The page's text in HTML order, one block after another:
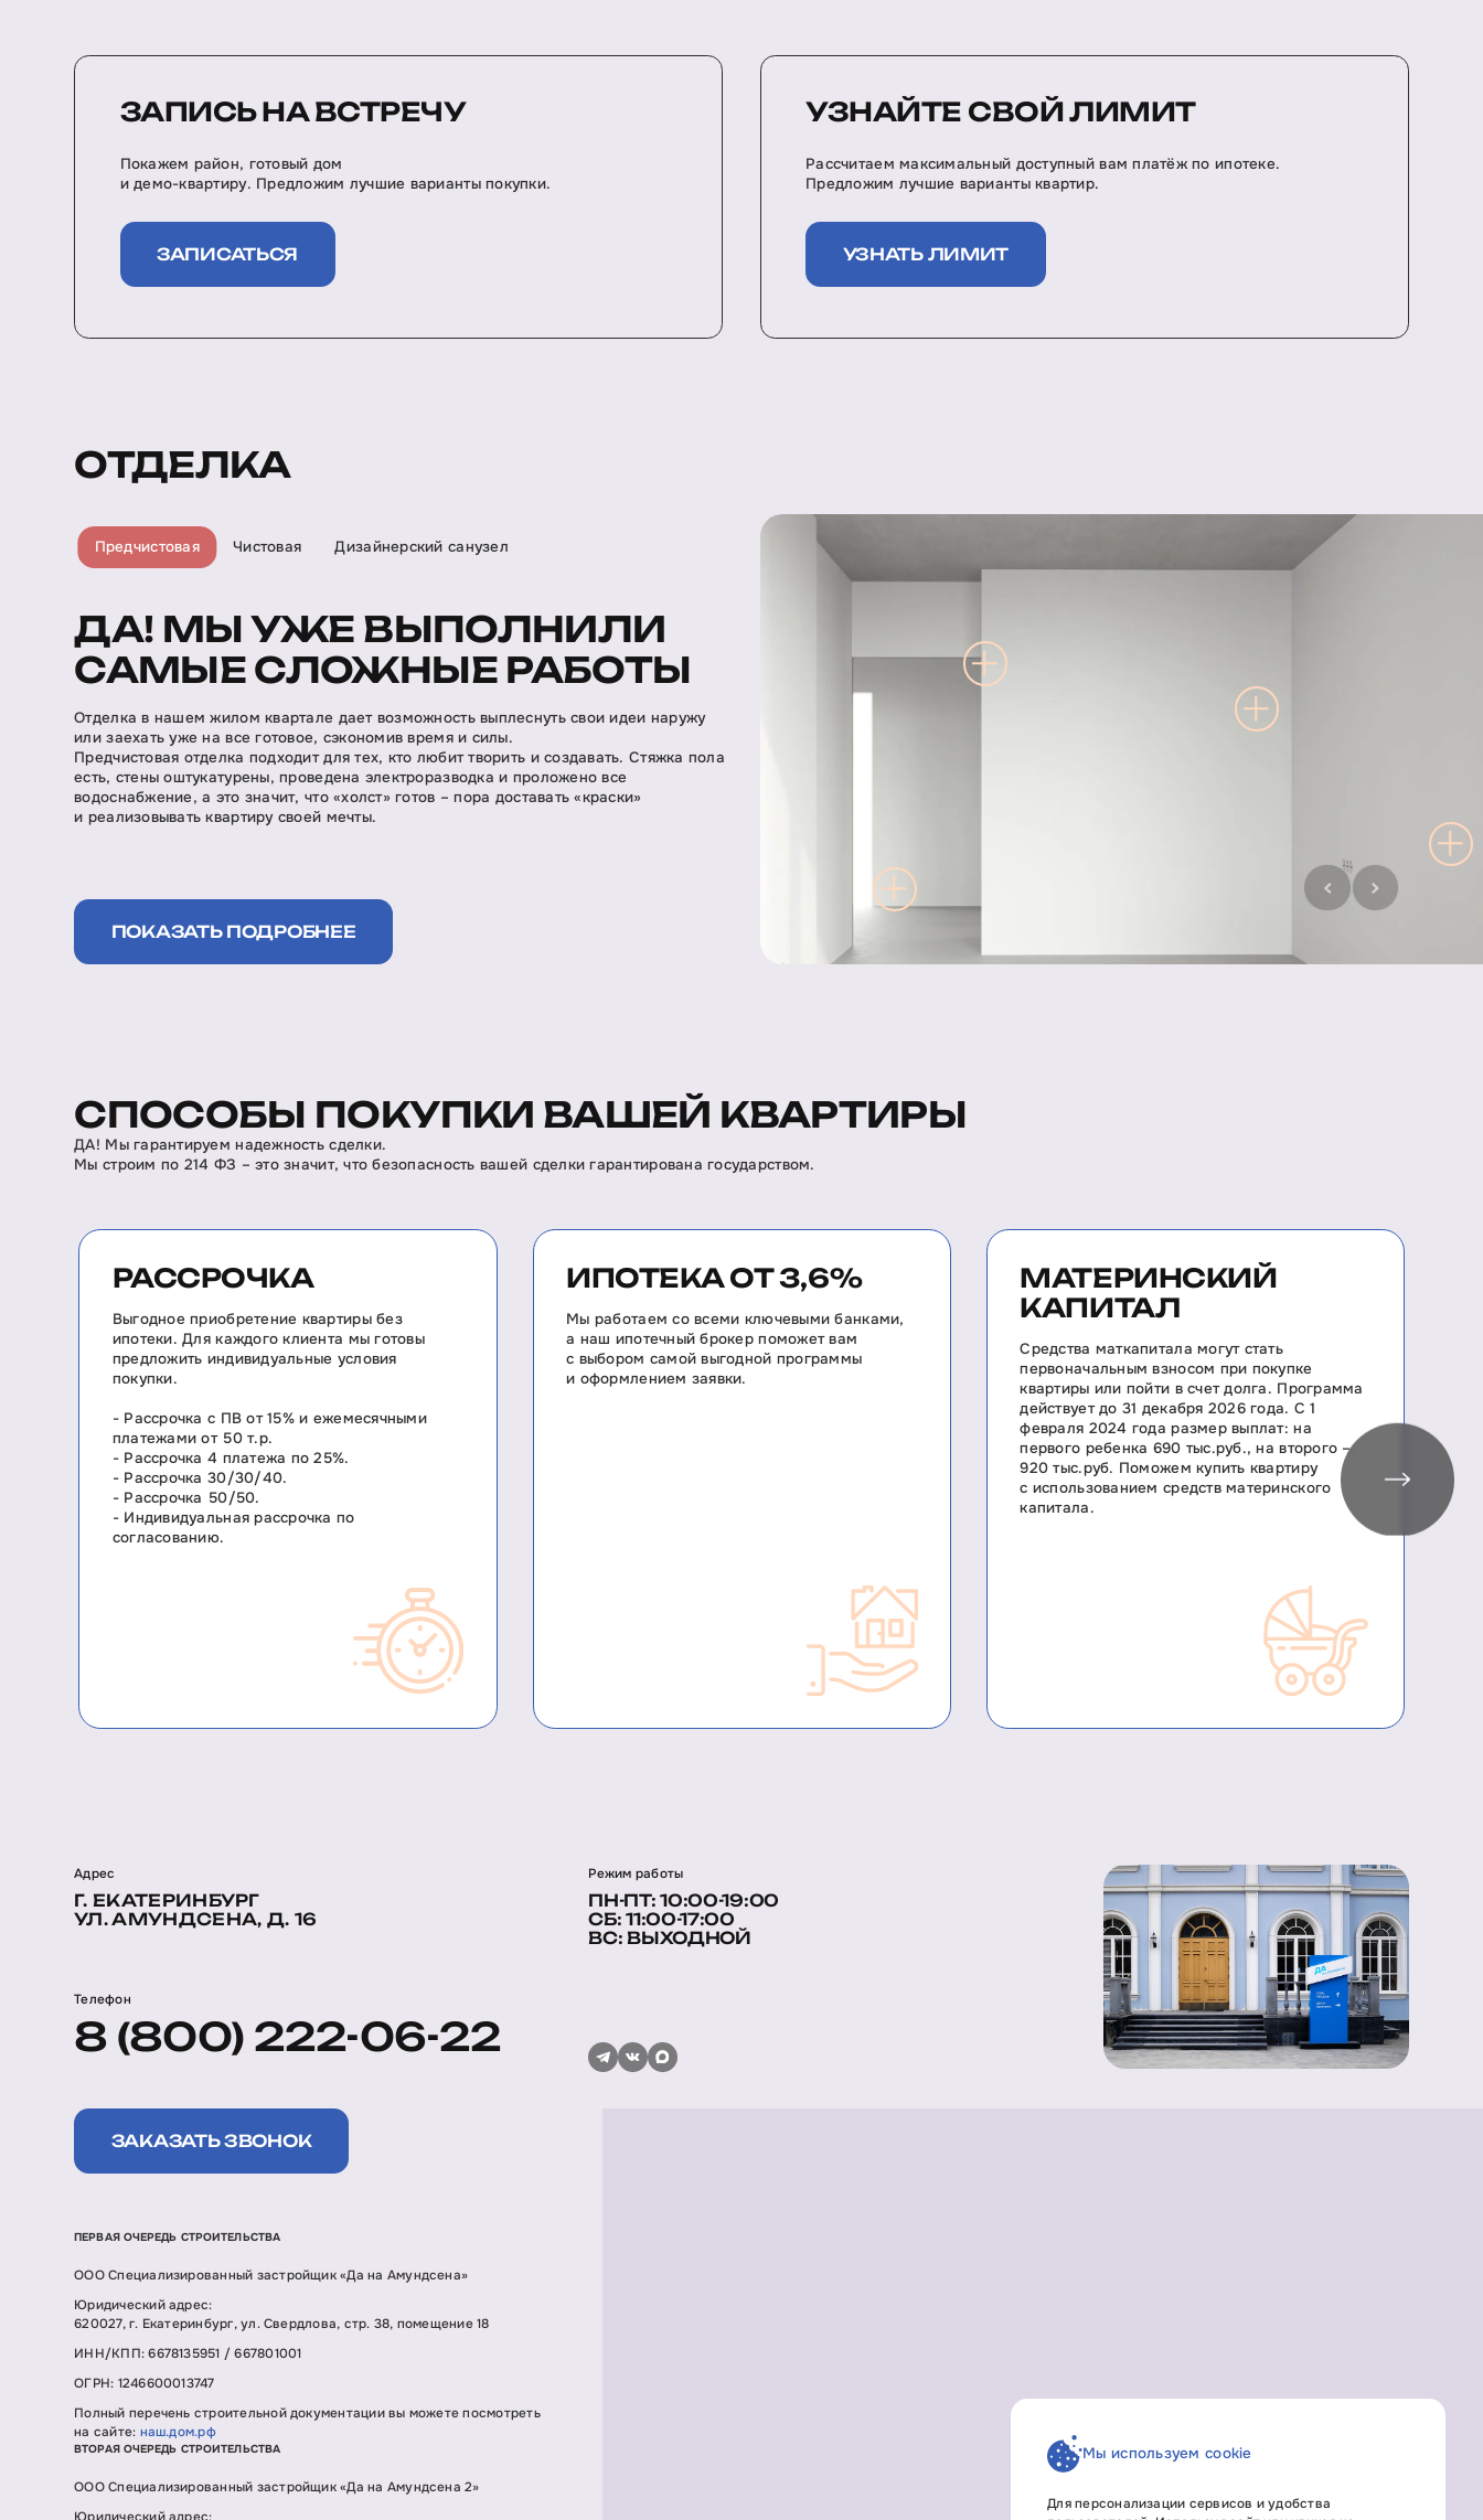
ЗАПИСЬ НА ВСТРЕЧУ
Покажем район, готовый дом
и демо-квартиру. Предложим лучшие варианты покупки.
ЗАПИСАТЬСЯ
УЗНАЙТЕ СВОЙ ЛИМИТ
Рассчитаем максимальный доступный вам платёж по ипотеке.
Предложим лучшие варианты квартир.
УЗНАТЬ ЛИМИТ
ОТДЕЛКА
Предчистовая Чистовая Дизайнерский санузел
ДА! МЫ УЖЕ ВЫПОЛНИЛИ
САМЫЕ СЛОЖНЫЕ РАБОТЫ
Отделка в нашем жилом квартале дает возможность выплеснуть свои идеи наружу
или заехать уже на все готовое, сэкономив время и силы.
Предчистовая отделка подходит для тех, кто любит творить и создавать. Стяжка пола
есть, стены оштукатурены, проведена электроразводка и проложено все
водоснабжение, а это значит, что «холст» готов – пора доставать «краски»
и реализовывать квартиру своей мечты.
ПОКАЗАТЬ ПОДРОБНЕЕ
СПОСОБЫ ПОКУПКИ ВАШЕЙ КВАРТИРЫ
ДА! Мы гарантируем надежность сделки.
Мы строим по 214 ФЗ – это значит, что безопасность вашей сделки гарантирована государством.
РАССРОЧКА
Выгодное приобретение квартиры без
ипотеки. Для каждого клиента мы готовы
предложить индивидуальные условия
покупки.
- Рассрочка с ПВ от 15% и ежемесячными
платежами от 50 т.р.
- Рассрочка 4 платежа по 25%.
- Рассрочка 30/30/40.
- Рассрочка 50/50.
- Индивидуальная рассрочка по
согласованию.
ИПОТЕКА ОТ 3,6%
Мы работаем со всеми ключевыми банками,
а наш ипотечный брокер поможет вам
с выбором самой выгодной программы
и оформлением заявки.
МАТЕРИНСКИЙ
КАПИТАЛ
Средства маткапитала могут стать
первоначальным взносом при покупке
квартиры или пойти в счет долга. Программа
действует до 31 декабря 2026 года. С 1
февраля 2024 года размер выплат: на
первого ребенка 690 тыс.руб., на второго –
920 тыс.руб. Поможем купить квартиру
с использованием средств материнского
капитала.
Адрес
Г. ЕКАТЕРИНБУРГ
УЛ. АМУНДСЕНА, Д. 16
Телефон
8 (800) 222-06-22
Режим работы
ПН-ПТ: 10:00-19:00
СБ: 11:00-17:00
ВС: ВЫХОДНОЙ
ЗАКАЗАТЬ ЗВОНОК
ПЕРВАЯ ОЧЕРЕДЬ СТРОИТЕЛЬСТВА
ООО Специализированный застройщик «Да на Амундсена»
Юридический адрес:
620027, г. Екатеринбург, ул. Свердлова, стр. 38, помещение 18
ИНН/КПП: 6678135951 / 667801001
ОГРН: 1246600013747
Полный перечень строительной документации вы можете посмотреть
на сайте: наш.дом.рф
ВТОРАЯ ОЧЕРЕДЬ СТРОИТЕЛЬСТВА
ООО Специализированный застройщик «Да на Амундсена 2»
Мы используем cookie
Для персонализации сервисов и удобства